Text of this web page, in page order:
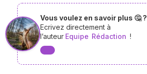
Vous voulez en savoir plus 🤔 ?
Ecrivez directement à
l’auteur Equipe Rédaction !